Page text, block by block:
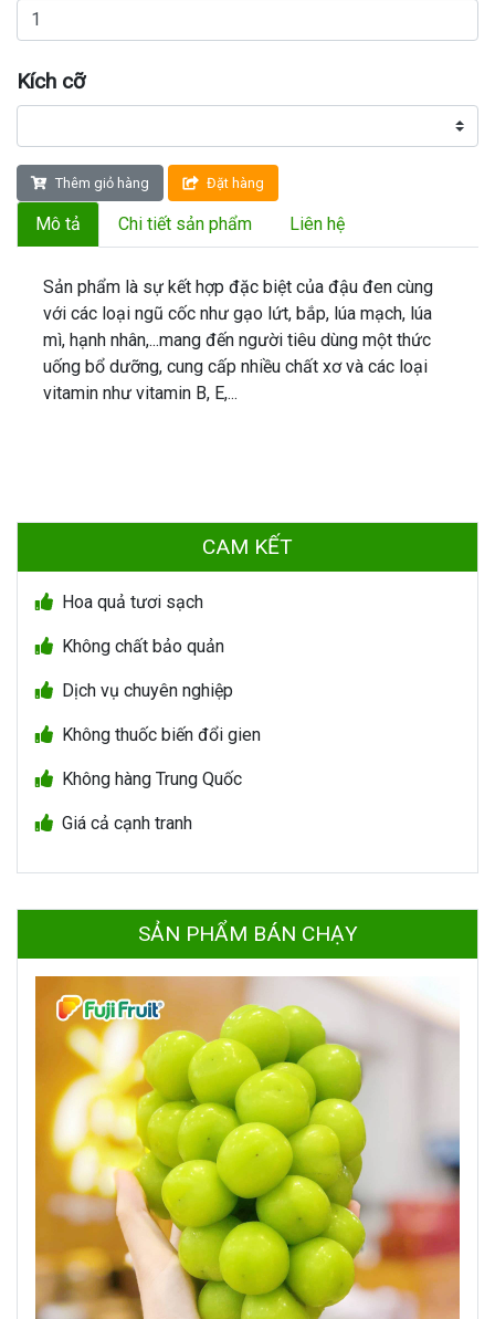
Kích cỡ
Thêm giỏ hàng Đặt hàng
Mô tả Chi tiết sản phẩm Liên hệ
Sản phẩm là sự kết hợp đặc biệt của đậu đen cùng
với các loại ngũ cốc như gạo lứt, bắp, lúa mạch, lúa
mì, hạnh nhân,...mang đến người tiêu dùng một thức
uống bổ dưỡng, cung cấp nhiều chất xơ và các loại
vitamin như vitamin B, E,...
CAM KẾT
Hoa quả tươi sạch
Không chất bảo quản
Dịch vụ chuyên nghiệp
Không thuốc biến đổi gien
Không hàng Trung Quốc
Giá cả cạnh tranh
SẢN PHẨM BÁN CHẠY